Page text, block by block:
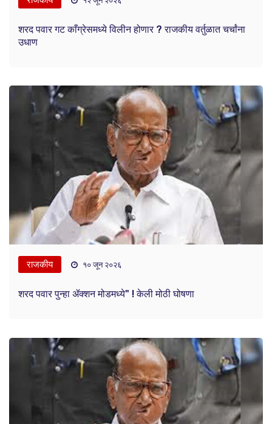
शरद पवार गट काँग्रेसमध्ये विलीन होणार ? राजकीय वर्तुळात चर्चांना
उधाण
राजकीय १० जून २०२६
शरद पवार पुन्हा ॲक्शन मोडमध्ये" ! केली मोठी घोषणा